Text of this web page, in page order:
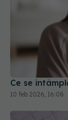
Ce se
10 feb 2026, 16:08